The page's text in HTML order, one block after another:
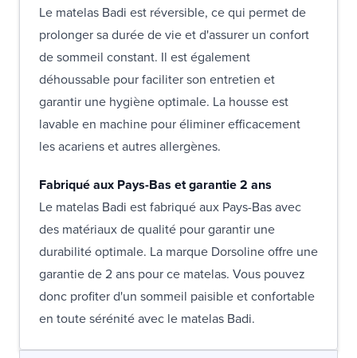
Le matelas Badi est réversible, ce qui permet de
prolonger sa durée de vie et d'assurer un confort
de sommeil constant. Il est également
déhoussable pour faciliter son entretien et
garantir une hygiène optimale. La housse est
lavable en machine pour éliminer efficacement
les acariens et autres allergènes.
Fabriqué aux Pays-Bas et garantie 2 ans
Le matelas Badi est fabriqué aux Pays-Bas avec
des matériaux de qualité pour garantir une
durabilité optimale. La marque Dorsoline offre une
garantie de 2 ans pour ce matelas. Vous pouvez
donc profiter d'un sommeil paisible et confortable
en toute sérénité avec le matelas Badi.